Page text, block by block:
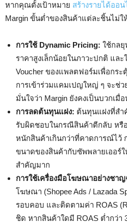
หากคุณตั้งเป้าหมาย สร้างรายได้ออ
Margin ขั้นต่ำของสินค้าแต่ละชิ้นไม่ใ
การใช้ Dynamic Pricing: ใช้กล
ราคาสูงเล็กน้อยในภาวะปกติ และ
Voucher ของแพลตฟอร์มเพื่อกระ
การเข้าร่วมแคมเปญใหญ่ ๆ จะช่
มั่นใจว่า Margin ยังคงเป็นบวกเ
การลดต้นทุนแฝง: ต้นทุนแฝงที่สำ
รับผิดชอบในกรณีสินค้าตีกลับ หรือ
หนักสินค้าเกินกว่าที่คาดการณ์ไว้
ขนาดของสินค้ากับซัพพลายเออร์ใ
สำคัญมาก
การใช้เครื่องมือโฆษณาอย่างชา
โฆษณา (Shopee Ads / Lazada
รอบคอบ และติดตามค่า ROAS
ชิด หากสินค้าใดมี ROAS ต่ำกว่า